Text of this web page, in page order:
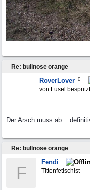
Re: bullnose orange
RoverLover
von Fusel bespritzt
Der Arsch muss ab...
Re: bullnose orange
F
Fendi
Tittenfetischist